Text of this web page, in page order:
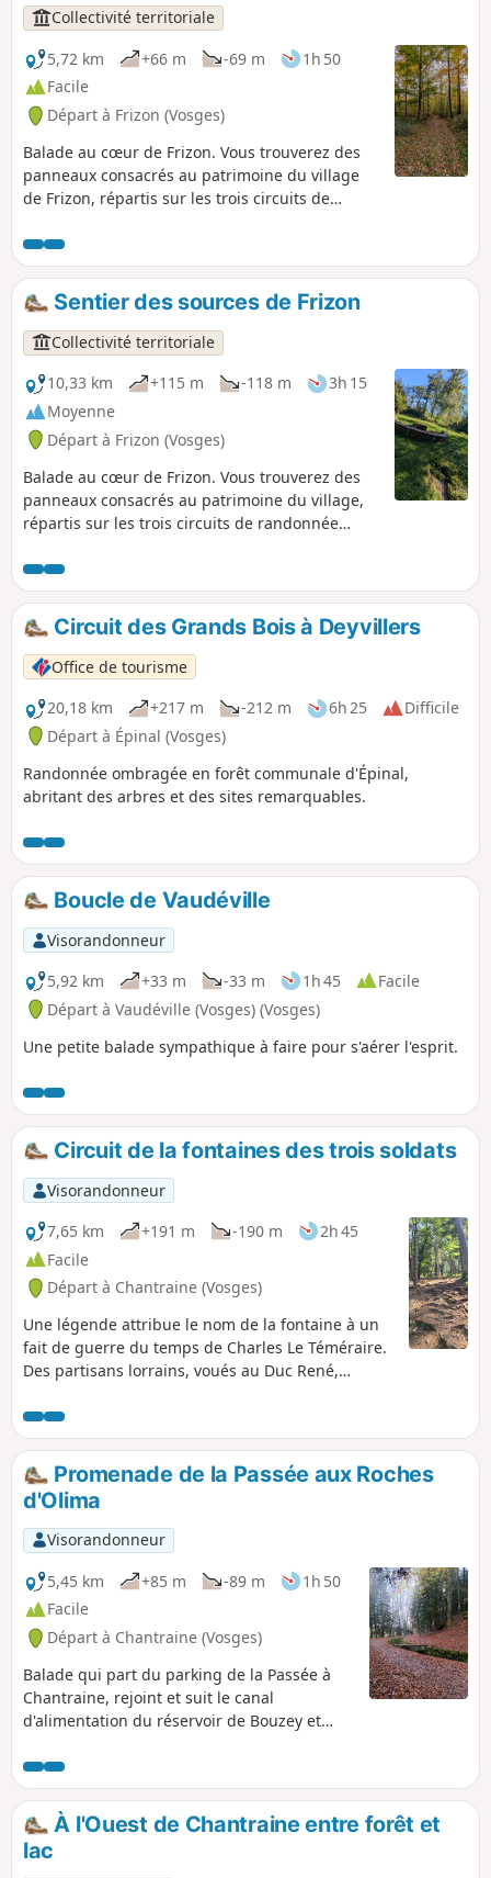
Collectivité territoriale
5,72 km
+66 m -69 m
1h 50
Facile
Départ à Frizon (Vosges)
Balade au cœur de Frizon. Vous trouverez des
panneaux consacrés au patrimoine du village
de Frizon, répartis sur les trois circuits de
boucle verte est la plus familiale, et elle est plus
courte. Praticable pour les poussettes équipées
de bonnes roues : il est recommandé d’être, au
moins, deux personnes.
Sentier des sources de Frizon
Collectivité territoriale
10,33 km
+115 m -118 m
3h 15
Moyenne
Départ à Frizon (Vosges)
Balade au cœur de Frizon. Vous trouverez des
panneaux consacrés au patrimoine du village,
répartis sur les trois circuits de randonnée
permet de découvrir la forêt, ainsi que sa faune
et sa flore. Elle vous emmène jusqu’à la Fontaine
Valère, où l’on peut en apprendre d'avantage
sur son histoire et goûter son eau minérale
ferrugineuse.
Circuit des Grands Bois à Deyvillers
Office de tourisme
20,18 km
+217 m -212 m 6h 25
Difficile
Départ à Épinal (Vosges)
Randonnée ombragée en forêt communale d'Épinal,
abritant des arbres et des sites remarquables.
Boucle de Vaudéville
Visorandonneur
5,92 km
+33 m -33 m 1h 45
Facile
Départ à Vaudéville (Vosges) (Vosges)
Une petite balade sympathique à faire pour s'aérer l'esprit.
Circuit de la fontaines des trois soldats
Visorandonneur
7,65 km
+191 m -190 m
2h 45
Facile
Départ à Chantraine (Vosges)
Une légende attribue le nom de la fontaine à un
fait de guerre du temps de Charles­ Le­ Téméraire.
Des partisans lorrains, voués au Duc René,
et réussirent à attirer un détachement de
Bourguignons dans une embuscade, non loin de
la fontaine. Ils tuèrent bon nombre de soldats qui
le composaient et laissèrent là les cadavres de
trois d’entre eux.
Promenade de la Passée aux Roches
d'Olima
Visorandonneur
5,45 km
+85 m -89 m
1h 50
Facile
Départ à Chantraine (Vosges)
Balade qui part du parking de la Passée à
Chantraine, rejoint et suit le canal
d'alimentation du réservoir de Bouzey et
essentiellement sous le couvert des arbres.
À l'Ouest de Chantraine entre forêt et
lac